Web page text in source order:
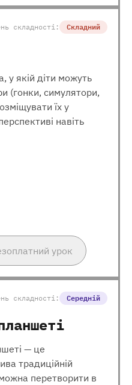
складності: Складний
у якій діти можуть
(гонки, симулятори,
їх у
навіть
урок
складності: Середній
— це
традиційній
перетворити в